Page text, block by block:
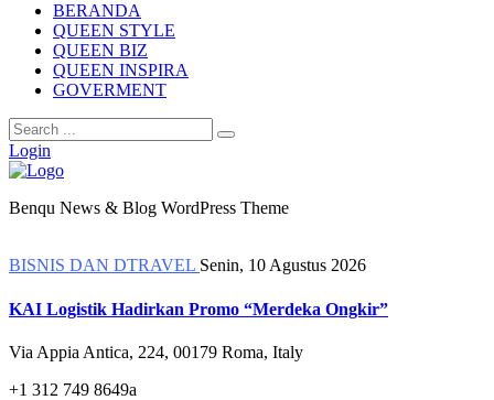
BERANDA
QUEEN STYLE
QUEEN BIZ
QUEEN INSPIRA
GOVERMENT
Login
Benqu News & Blog WordPress Theme
BISNIS DAN DTRAVEL Senin, 10 Agustus 2026
KAI Logistik Hadirkan Promo “Merdeka Ongkir”
Via Appia Antica, 224, 00179 Roma, Italy
+1 312 749 8649a